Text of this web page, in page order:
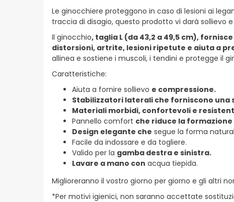
Le ginocchiere proteggono in caso di lesioni ai
traccia di disagio, questo prodotto vi darà sollievo
Il ginocchio, taglia L (da 43,2 a 49,5 cm),
distorsioni, artrite, lesioni ripetute e aiuta a
allinea e sostiene i muscoli, i tendini e protegge il
Caratteristiche:
Aiuta a fornire sollievo e compressione.
Stabilizzatori laterali che forniscono una
Materiali morbidi, confortevoli e
Pannello comfort che riduce la
Design elegante che segue la forma
Facile da indossare e da togliere.
Valido per la gamba destra e sinistra.
Lavare a mano con acqua tiepida.
Miglioreranno il vostro giorno per giorno e gli altri
*Per motivi igienici, non saranno accettate